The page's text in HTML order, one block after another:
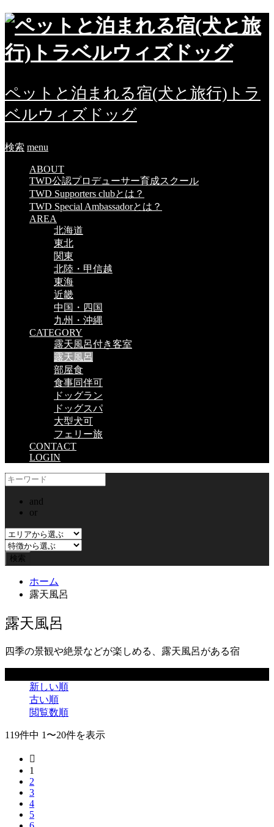
ペットと泊まれる宿(犬と旅行)トラ
ベルウィズドッグ
検索 menu
ABOUT
TWD公認プロデューサー育成スクール
TWD Supporters clubとは？
TWD Special Ambassadorとは？
AREA
北海道
東北
関東
北陸・甲信越
東海
近畿
中国・四国
九州・沖縄
CATEGORY
露天風呂付き客室
露天風呂
部屋食
食事同伴可
ドッグラン
ドッグスパ
大型犬可
フェリー旅
CONTACT
LOGIN
and
or
ホーム
露天風呂
露天風呂
四季の景観や絶景などが楽しめる、露天風呂がある宿
新しい順
古い順
閲覧数順
119件中 1〜20件を表示

1
2
3
4
5